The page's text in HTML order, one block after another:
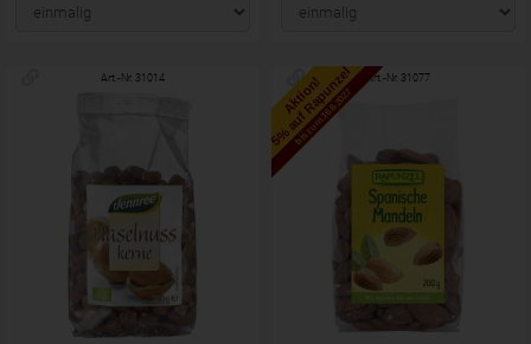
Art.-Nr. 31014 Aktion!
5% auf Rapunzel
bis zum 16.6.2027
Art.-Nr. 31077